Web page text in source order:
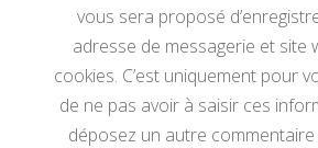
vous sera proposé
adresse de messagerie et site
cookies. C’est uniquement pour
de ne pas avoir à saisir ces
déposez un autre commentaire